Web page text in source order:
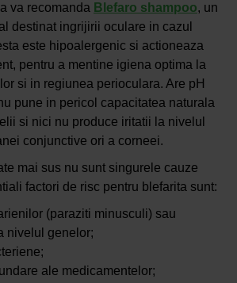
va recomanda Blefaro shampoo, un
destinat ingrijirii oculare in cazul
este hipoalergenic si actioneaza
pentru a mentine igiena optima la
si in regiunea perioculara. Are pH
pune in pericol capacitatea naturala
si nici nu produce iritatii la nivelul
conjunctive ori a corneei.
mai sus nu sunt singurele cauze
factori de risc pentru blefarita sunt:
(paraziti minusculi) sau
nivelul genelor;
ale medicamentelor;